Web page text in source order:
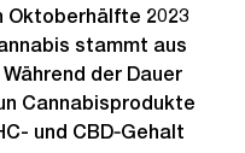
Oktoberhälfte 2023
stammt aus
der Dauer
Cannabisprodukte
und CBD‑Gehalt